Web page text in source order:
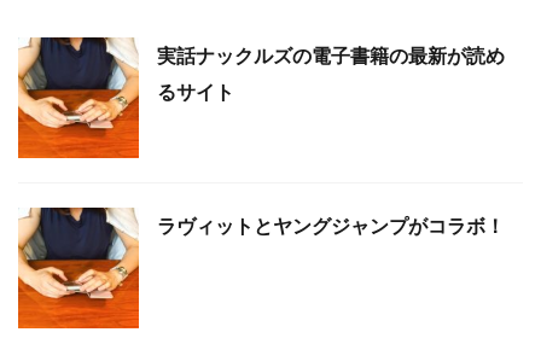
実話ナックルズの電子書籍の最新が読め
るサイト
ラヴィットとヤングジャンプがコラボ！